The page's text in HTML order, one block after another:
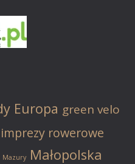
Europa green velo
imprezy rowerowe
Mazury Małopolska